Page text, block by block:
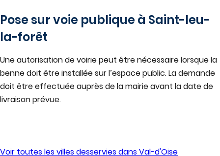
Pose sur voie publique à Saint-leu-
la-forêt
Une autorisation de voirie peut être nécessaire lorsque la
benne doit être installée sur l’espace public. La demande
doit être effectuée auprès de la mairie avant la date de
livraison prévue.
Voir toutes les villes desservies dansVal-d'Oise